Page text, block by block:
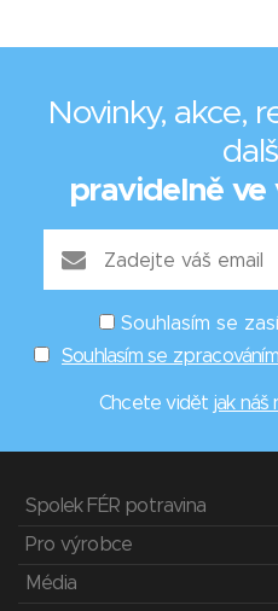
Novinky, akce,
pravidelně ve
Souhlasím se
Souhlasím se
Chcete vidět jak
Spolek FÉR potravina
Pro výrobce
Média